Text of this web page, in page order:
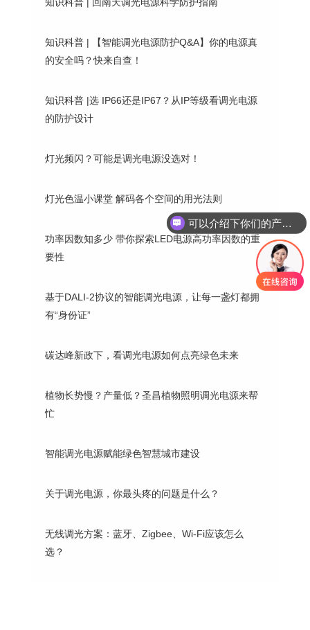
知识科普 | 【智能调光电源防护Q&A】你的电源真
的安全吗？快来自查！
知识科普 |选 IP66还是IP67？从IP等级看调光电源
的防护设计
灯光频闪？可能是调光电源没选对！
灯光色温小课堂 解码各个空间的用光法则
功率因数知多少 带你探索LED电源高功率因数的重
要性
基于DALI-2协议的智能调光电源，让每一盏灯都拥
有“身份证”
碳达峰新政下，看调光电源如何点亮绿色未来
植物长势慢？产量低？圣昌植物照明调光电源来帮
忙
智能调光电源赋能绿色智慧城市建设
关于调光电源，你最头疼的问题是什么？
无线调光方案：蓝牙、Zigbee、Wi-Fi应该怎么
选？
你们是怎么收费的呢？